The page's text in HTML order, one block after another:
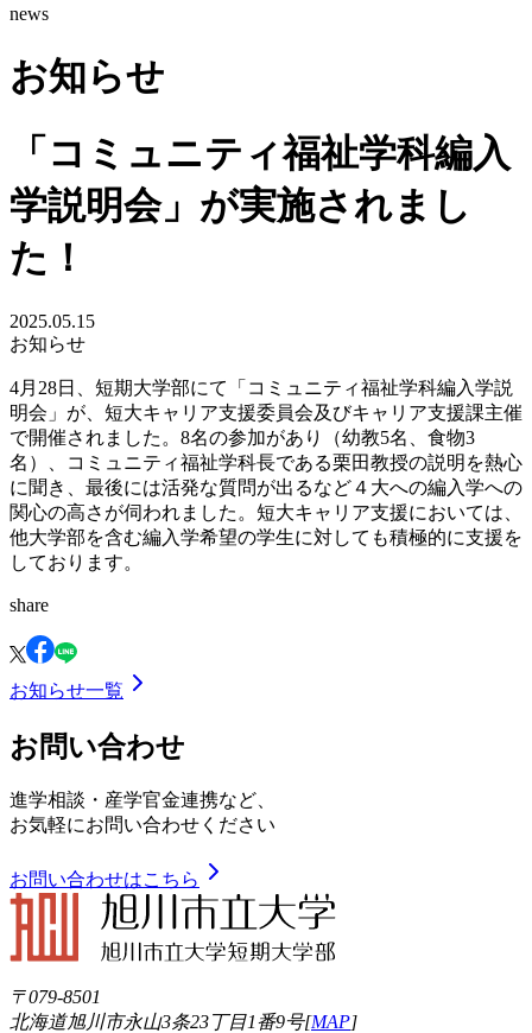
news
お知らせ
「コミュニティ福祉学科編入
学説明会」が実施されまし
た！
2025.05.15
お知らせ
4月28日、短期大学部にて「コミュニティ福祉学科編入学説
明会」が、短大キャリア支援委員会及びキャリア支援課主催
で開催されました。8名の参加があり（幼教5名、食物3
名）、コミュニティ福祉学科長である栗田教授の説明を熱心
に聞き、最後には活発な質問が出るなど４大への編入学への
関心の高さが伺われました。短大キャリア支援においては、
他大学部を含む編入学希望の学生に対しても積極的に支援を
しております。
share
お知らせ一覧
お問い合わせ
進学相談・産学官金連携など、
お気軽にお問い合わせください
お問い合わせはこちら
〒079-8501
北海道旭川市永山3条23丁目1番9号[MAP]